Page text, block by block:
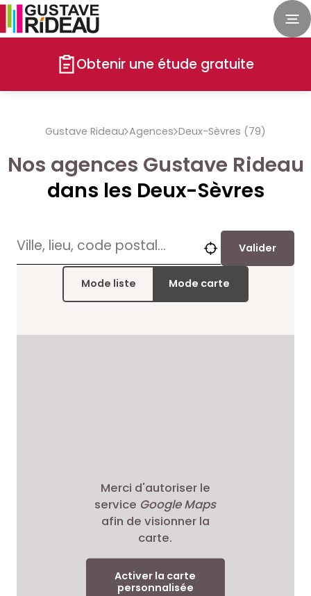
Obtenir une étude gratuite
Gustave Rideau Agences Deux-Sèvres (79)
Nos agences Gustave Rideau
dans les Deux-Sèvres
Valider
Mode liste Mode carte
Merci d'autoriser le
service Google Maps
afin de visionner la
carte.
Activer la carte
personnalisée